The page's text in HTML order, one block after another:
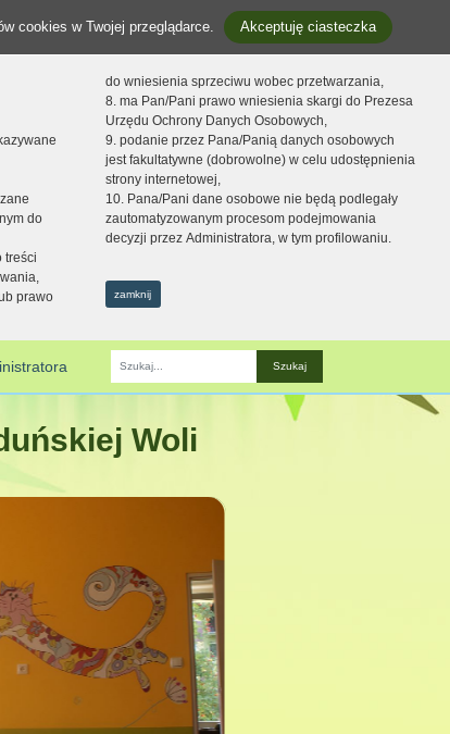
cookies w Twojej przeglądarce. Akceptuję ciasteczka
do
treści
prawo
do wniesienia sprzeciwu wobec przetwarzania,
8. ma Pan/Pani prawo wniesienia skargi do Prezesa
Urzędu Ochrony Danych Osobowych,
9. podanie przez Pana/Panią danych osobowych
jest fakultatywne (dobrowolne) w celu udostępnienia
strony internetowej,
10. Pana/Pani dane osobowe nie będą podlegały
zautomatyzowanym procesom podejmowania
decyzji przez Administratora, w tym profilowaniu.
zamknij
Fraza
Woli